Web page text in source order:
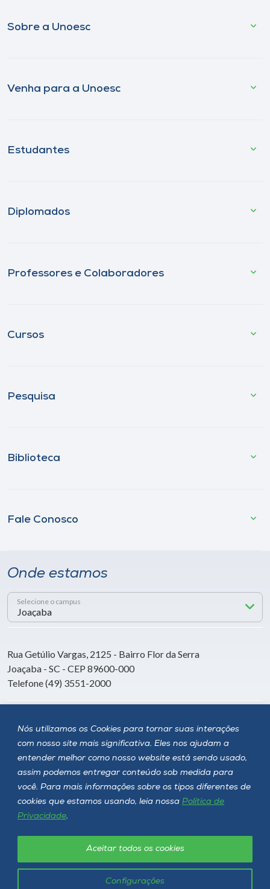
Nós utilizamos os Cookies para tornar suas interações
com nosso site mais significativa. Eles nos ajudam a
entender melhor como nosso website está sendo usado,
assim podemos entregar conteúdo sob medida para
você. Para mais informações sobre os tipos diferentes de
cookies que estamos usando, leia nossa Política de
Privacidade.
Configurações
Aceitar todos os cookies
Sobre a Unoesc
Venha para a Unoesc
Estudantes
Diplomados
Professores e Colaboradores
Cursos
Pesquisa
Biblioteca
Fale Conosco
Onde estamos
Selecione o campus
Rua Getúlio Vargas, 2125 - Bairro Flor da Serra
Joaçaba - SC - CEP 89600-000
Telefone (49) 3551-2000
Siga a Unoesc
Unoesc © 2026 - Todos os direitos reservados
Política de privacidade LGPD